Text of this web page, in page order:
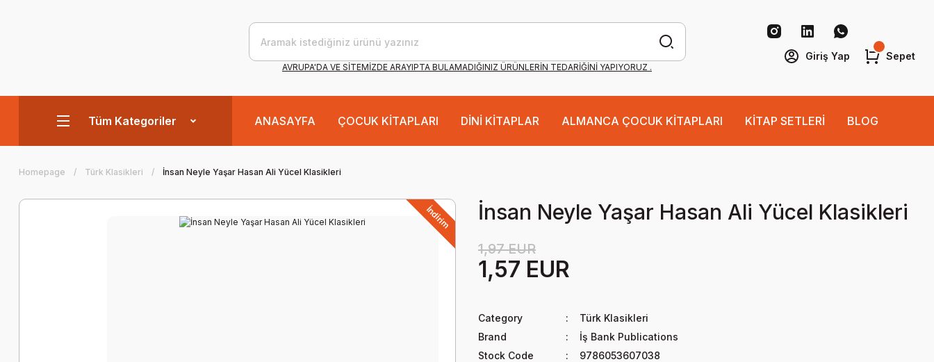
AVRUPA'DA VE SİTEMİZDE ARAYIPTA BULAMADIĞINIZ ÜRÜNLERİN TEDARİĞİNİ YAPIYORUZ .
Giriş Yap Sepet
Tüm Kategoriler ANASAYFA ÇOCUK KİTAPLARI DİNİ KİTAPLAR ALMANCA ÇOCUK KİTAPLARI KİTAP SETLERİ BLOG
Homepage Türk Klasikleri İnsan Neyle Yaşar Hasan Ali Yücel Klasikleri
İndirim İnsan Neyle Yaşar Hasan Ali Yücel Klasikleri
1,97 EUR
1,57 EUR
Category
Türk Klasikleri
Brand
İş Bank Publications
Stock Code
9786053607038